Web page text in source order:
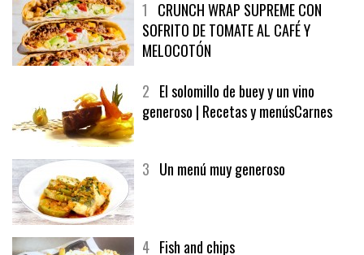
1 CRUNCH WRAP SUPREME CON
SOFRITO DE TOMATE AL CAFÉ Y
MELOCOTÓN
2 El solomillo de buey y un vino
generoso | Recetas y menúsCarnes
3 Un menú muy generoso
4 Fish and chips